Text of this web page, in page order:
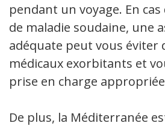
pendant un voyage. En
de maladie soudaine, une
adéquate peut vous éviter
médicaux exorbitants et
prise en charge
De plus, la Méditerranée